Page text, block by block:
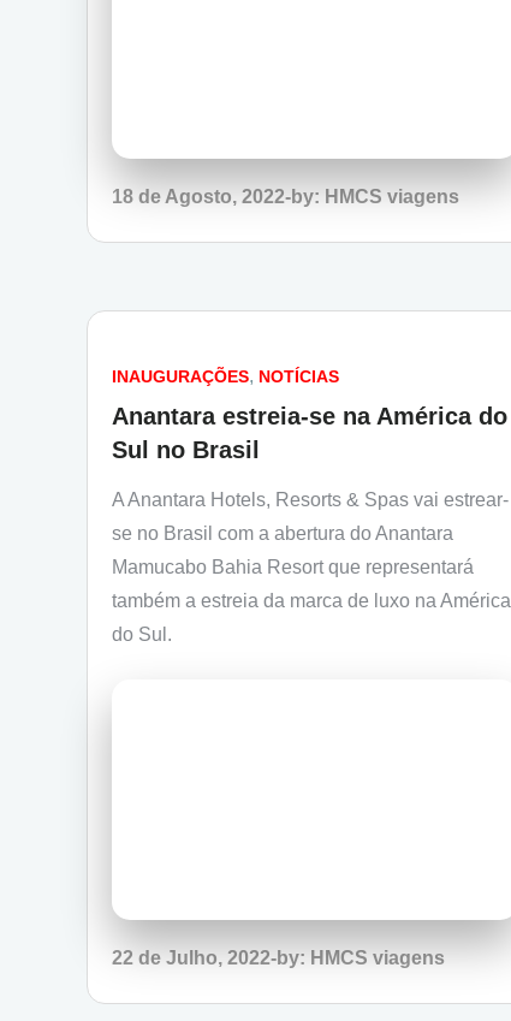
Posted
18 de Agosto, 2022 by: HMCS viagens
INAUGURAÇÕES NOTÍCIAS
Anantara estreia-se na América do
Sul no Brasil
A Anantara Hotels, Resorts & Spas vai estrear-
se no Brasil com a abertura do Anantara
Mamucabo Bahia Resort que representará
também a estreia da marca de luxo na América
do Sul.
Posted
22 de Julho, 2022 by: HMCS viagens